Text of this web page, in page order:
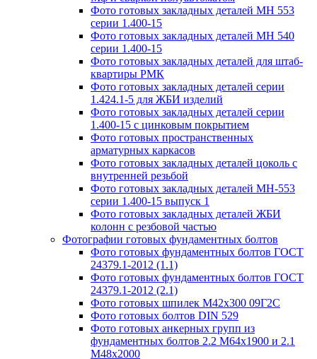
Фото готовых закладных деталей МН 553
серии 1.400-15
Фото готовых закладных деталей МН 540
серии 1.400-15
Фото готовых закладных деталей для штаб-
квартиры РМК
Фото готовых закладных деталей серии
1.424.1-5 для ЖБИ изделий
Фото готовых закладных деталей серии
1.400-15 с цинковым покрытием
Фото готовых пространственных
арматурных каркасов
Фото готовых закладных деталей цоколь с
внутренней резьбой
Фото готовых закладных деталей МН-553
серии 1.400-15 выпуск 1
Фото готовых закладных деталей ЖБИ
колонн с резбовой частью
Фотографии готовых фундаментных болтов
Фото готовых фундаментных болтов ГОСТ
24379.1-2012 (1.1)
Фото готовых фундаментных болтов ГОСТ
24379.1-2012 (2.1)
Фото готовых шпилек М42х300 09Г2С
Фото готовых болтов DIN 529
Фото готовых анкерных групп из
фундаментных болтов 2.2 М64х1900 и 2.1
М48х2000